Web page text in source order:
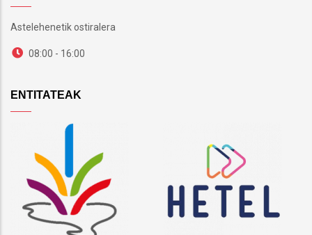
Astelehenetik ostiralera
08:00 - 16:00
ENTITATEAK